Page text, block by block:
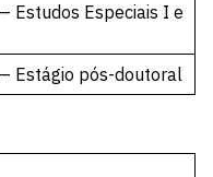
Estudos Especiais I e
Estágio pós-doutoral